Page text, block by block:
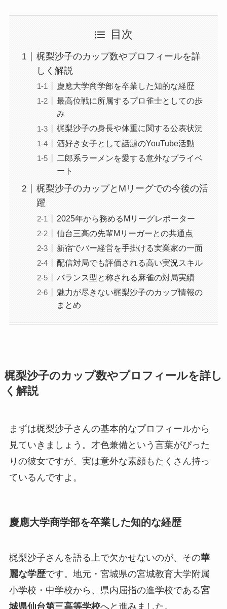
目次
梶梨沙子のカップ数やプロフィールを詳
しく解説
慶應大学商学部を卒業した知的な経歴
最高位戦に所属するプロ雀士としての歩
み
梶梨沙子の身長や体重に関する公表状況
酒好き女子として話題のYouTube活動
二郎系ラーメンを愛する意外なプライベ
ート
梶梨沙子のカップとMリーグでの今後の活
躍
2025年から務めるMリーグレポーター
仙台三高の先輩Mリーガーとの共通点
新宿でバー経営を手掛ける実業家の一面
配信対局でも評価される高い実況スキル
バランス型と称される麻雀の対局実績
魅力が尽きない梶梨沙子のカップ情報の
まとめ
梶梨沙子のカップ数やプロフィールを詳し
く解説
まずは梶梨沙子さんの基本的なプロフィールから
見ていきましょう。才色兼備という言葉がぴった
りの彼女ですが、実は意外な素顔もたくさん持っ
ているんですよ。
慶應大学商学部を卒業した知的な経歴
梶梨沙子さんを語る上で欠かせないのが、その華
麗な学歴です。地元・宮城県の宮城教育大学附属
小学校・中学校から、県内屈指の進学校である宮
城県仙台第三高等学校へと進みました。